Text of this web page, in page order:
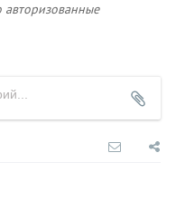
авторизованные